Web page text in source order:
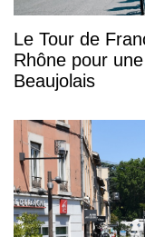
Le Tour de
Rhône pour
Beaujolais